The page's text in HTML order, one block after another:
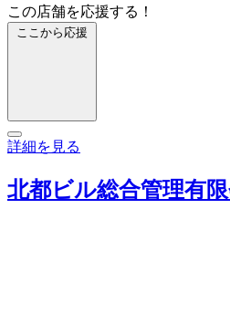
この店舗を応援する！
ここから応援
詳細を見る
北都ビル総合管理有